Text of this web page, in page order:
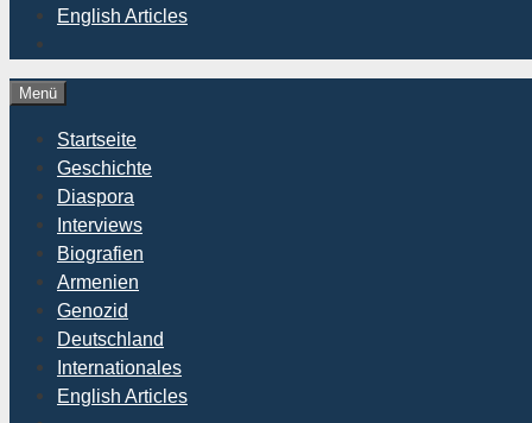
English Articles
Menü
Startseite
Geschichte
Diaspora
Interviews
Biografien
Armenien
Genozid
Deutschland
Internationales
English Articles